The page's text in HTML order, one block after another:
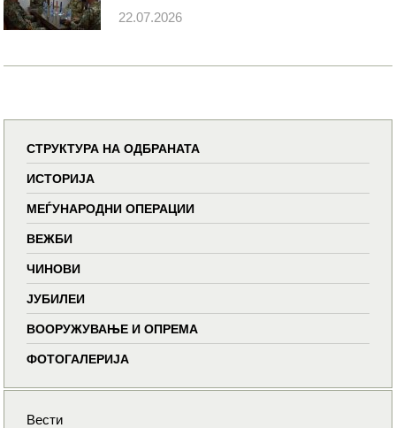
22.07.2026
СТРУКТУРА НА ОДБРАНАТА
ИСТОРИЈА
МЕЃУНАРОДНИ ОПЕРАЦИИ
ВЕЖБИ
ЧИНОВИ
ЈУБИЛЕИ
ВООРУЖУВАЊЕ И ОПРЕМА
ФОТОГАЛЕРИЈА
Вести